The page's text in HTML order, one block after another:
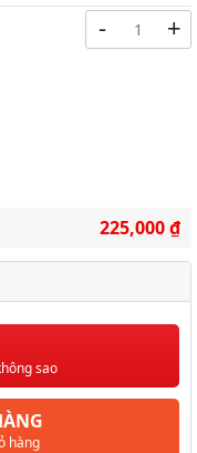
- +
225,000 ₫
sao
hàng